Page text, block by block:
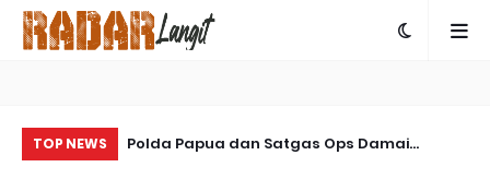
TOP NEWS
Bencana Polda Papua dan Satgas Ops Damai